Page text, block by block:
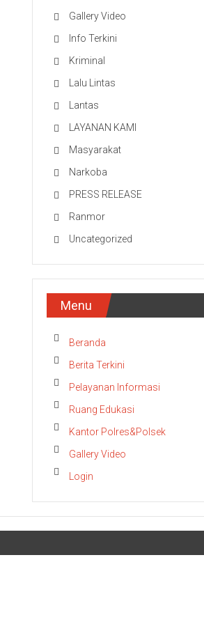
Gallery Video
Info Terkini
Kriminal
Lalu Lintas
Lantas
LAYANAN KAMI
Masyarakat
Narkoba
PRESS RELEASE
Ranmor
Uncategorized
Menu
Beranda
Berita Terkini
Pelayanan Informasi
Ruang Edukasi
Kantor Polres&Polsek
Gallery Video
Login